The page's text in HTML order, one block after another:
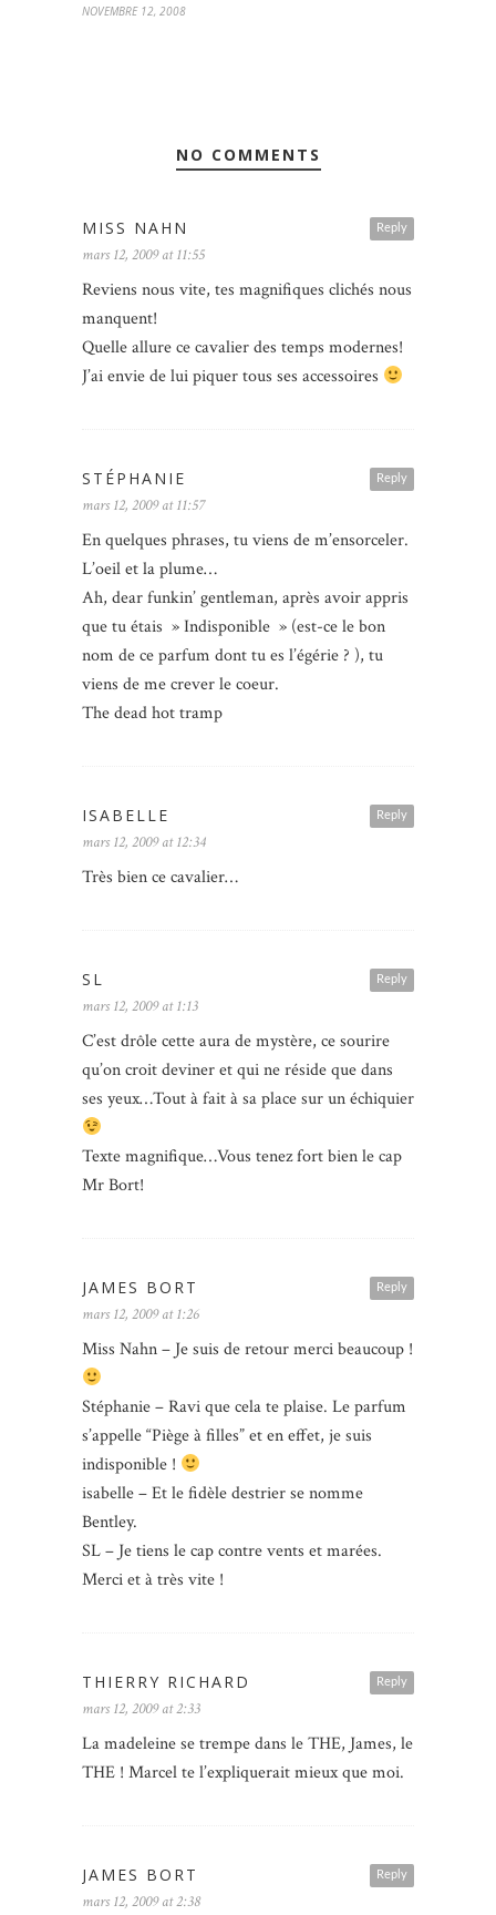
NOVEMBRE 12, 2008
NO COMMENTS
Reply
MISS NAHN
mars 12, 2009 at 11:55
Reviens nous vite, tes magnifiques clichés nous
manquent!
Quelle allure ce cavalier des temps modernes!
J’ai envie de lui piquer tous ses accessoires
Reply
STÉPHANIE
mars 12, 2009 at 11:57
En quelques phrases, tu viens de m’ensorceler.
L’oeil et la plume…
Ah, dear funkin’ gentleman, après avoir appris
que tu étais » Indisponible » (est-ce le bon
nom de ce parfum dont tu es l’égérie ? ), tu
viens de me crever le coeur.
The dead hot tramp
Reply
ISABELLE
mars 12, 2009 at 12:34
Très bien ce cavalier…
Reply
SL
mars 12, 2009 at 1:13
C’est drôle cette aura de mystère, ce sourire
qu’on croit deviner et qui ne réside que dans
ses yeux…Tout à fait à sa place sur un échiquier
Texte magnifique…Vous tenez fort bien le cap
Mr Bort!
Reply
JAMES BORT
mars 12, 2009 at 1:26
Miss Nahn – Je suis de retour merci beaucoup !
Stéphanie – Ravi que cela te plaise. Le parfum
s’appelle “Piège à filles” et en effet, je suis
indisponible !
isabelle – Et le fidèle destrier se nomme
Bentley.
SL – Je tiens le cap contre vents et marées.
Merci et à très vite !
Reply
THIERRY RICHARD
mars 12, 2009 at 2:33
La madeleine se trempe dans le THE, James, le
THE ! Marcel te l’expliquerait mieux que moi.
Reply
JAMES BORT
mars 12, 2009 at 2:38